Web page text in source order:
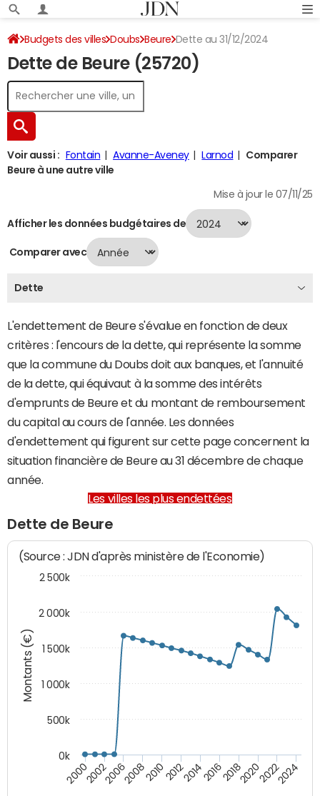
Budgets des villes Doubs Beure Dette au 31/12/2024
Dette de Beure (25720)
Voir aussi : Fontain Avanne-Aveney Larnod
Comparer
Beure à une autre ville
Mise à jour le 07/11/25
Afficher les données budgétaires de
Comparer avec
Dette
L'endettement de Beure s'évalue en fonction de deux
critères : l'encours de la dette, qui représente la somme
que la commune du Doubs doit aux banques, et l'annuité
de la dette, qui équivaut à la somme des intérêts
d'emprunts de Beure et du montant de remboursement
du capital au cours de l'année. Les données
d'endettement qui figurent sur cette page concernent la
situation financière de Beure au 31 décembre de chaque
année.
Les villes les plus endettées
Dette de Beure
Montants (€)
(Source : JDN d'après ministère de l'Economie)
200020022006200820102012201420162018202020222024
0k
500k
1 000k
1 500k
2 000k
2 500k